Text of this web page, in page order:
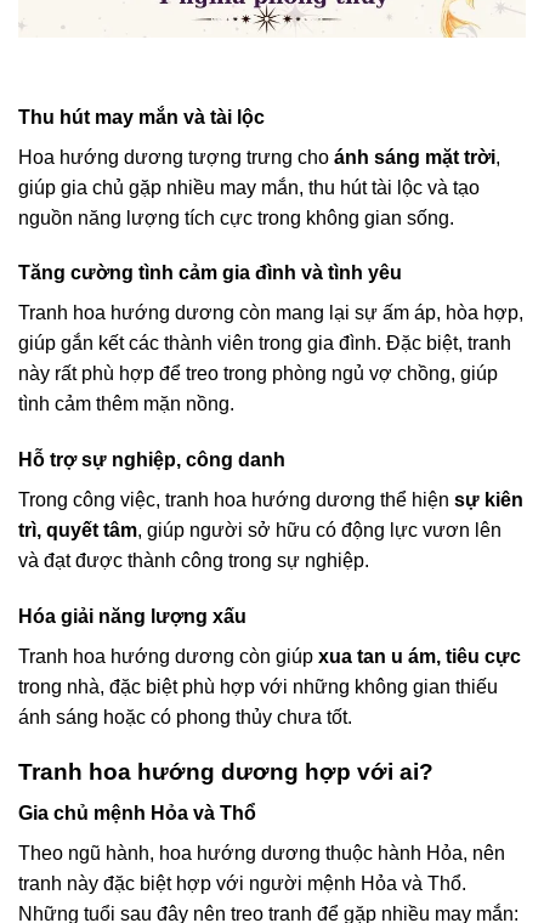
Thu hút may mắn và tài lộc
Hoa hướng dương tượng trưng cho ánh sáng mặt trời,
giúp gia chủ gặp nhiều may mắn, thu hút tài lộc và tạo
nguồn năng lượng tích cực trong không gian sống.
Tăng cường tình cảm gia đình và tình yêu
Tranh hoa hướng dương còn mang lại sự ấm áp, hòa hợp,
giúp gắn kết các thành viên trong gia đình. Đặc biệt, tranh
này rất phù hợp để treo trong phòng ngủ vợ chồng, giúp
tình cảm thêm mặn nồng.
Hỗ trợ sự nghiệp, công danh
Trong công việc, tranh hoa hướng dương thể hiện sự kiên
trì, quyết tâm, giúp người sở hữu có động lực vươn lên
và đạt được thành công trong sự nghiệp.
Hóa giải năng lượng xấu
Tranh hoa hướng dương còn giúp xua tan u ám, tiêu cực
trong nhà, đặc biệt phù hợp với những không gian thiếu
ánh sáng hoặc có phong thủy chưa tốt.
Tranh hoa hướng dương hợp với ai?
Gia chủ mệnh Hỏa và Thổ
Theo ngũ hành, hoa hướng dương thuộc hành Hỏa, nên
tranh này đặc biệt hợp với người mệnh Hỏa và Thổ.
Những tuổi sau đây nên treo tranh để gặp nhiều may mắn: